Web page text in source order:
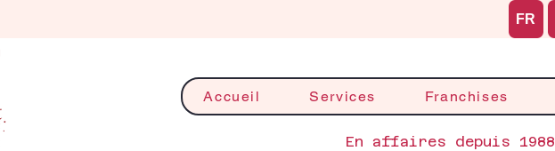
Accueil Services Franchises
En affaires depuis 1988
FR